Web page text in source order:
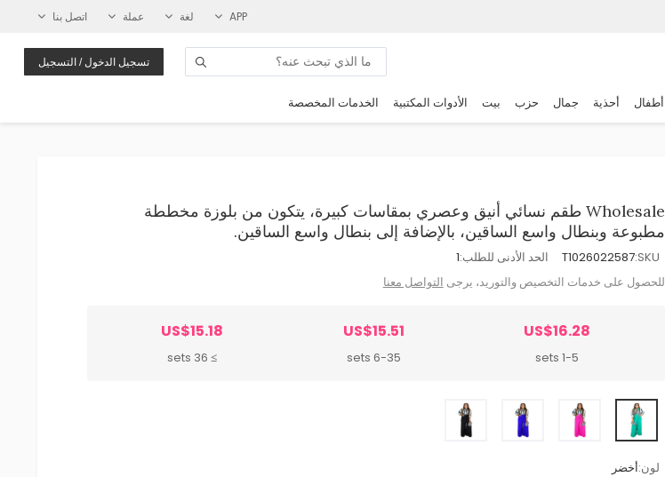
APP لغة عملة اتصل بنا
تسجيل الدخول / التسجيل
أطفال أحذية جمال حزب بيت الأدوات المكتبية الخدمات المخصصة
Wholesale طقم نسائي أنيق وعصري بمقاسات كبيرة، يتكون من بلوزة مخططة
مطبوعة وبنطال واسع الساقين، بالإضافة إلى بنطال واسع الساقين.
SKU:
T1026022587 الحد الأدنى للطلب:1
للحصول على خدمات التخصيص والتوريد، يرجى التواصل معنا
US$16.28
1-5 sets
US$15.51
6-35 sets
US$15.18
≥ 36 sets
لون:أخضر